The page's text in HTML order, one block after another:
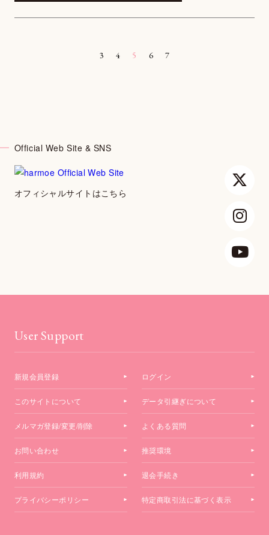
3 4 5 6 7
Official Web Site & SNS
オフィシャルサイトはこちら
User Support
新規会員登録 ログイン
このサイトについて データ引継ぎについて
メルマガ登録/変更/削除 よくある質問
お問い合わせ 推奨環境
利用規約 退会手続き
プライバシーポリシー 特定商取引法に基づく表示